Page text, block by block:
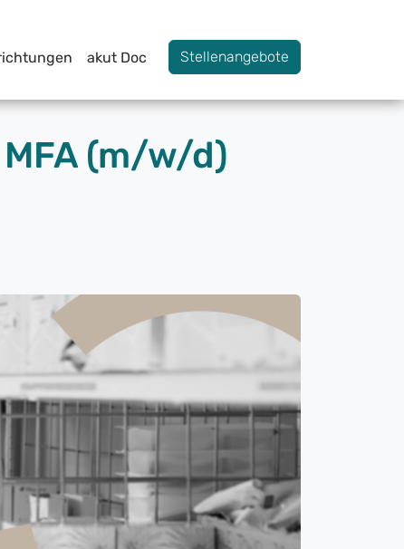
akut Doc Stellenangebote
(m/w/d)